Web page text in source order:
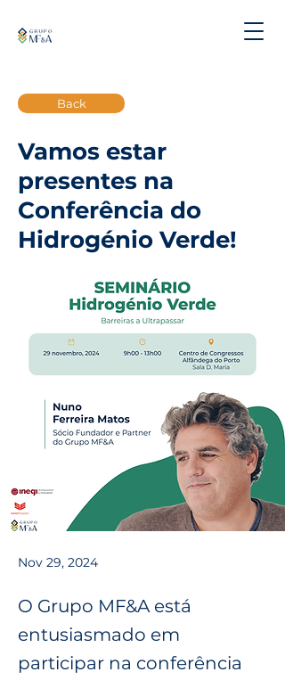
Back
Vamos estar
presentes na
Conferência do
Hidrogénio Verde!
Nov 29, 2024
O Grupo MF&A está
entusiasmado em
participar na conferência